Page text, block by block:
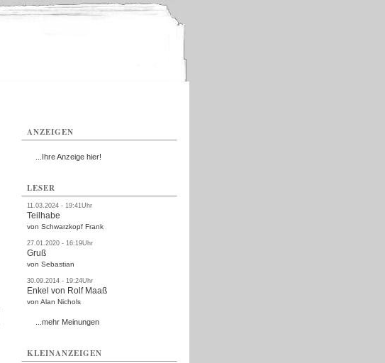
ANZEIGEN
...Ihre Anzeige hier!
LESER
11.03.2024 - 19:41Uhr
Teilhabe
von Schwarzkopf Frank
27.01.2020 - 16:19Uhr
Gruß
von Sebastian
30.09.2014 - 19:24Uhr
Enkel von Rolf Maaß
von Alan Nichols
...mehr Meinungen
KLEINANZEIGEN